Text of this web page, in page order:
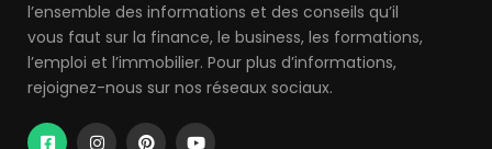
l’ensemble des informations et des conseils qu’il
vous faut sur la finance, le business, les formations,
l’emploi et l’immobilier. Pour plus d’informations,
rejoignez-nous sur nos réseaux sociaux.